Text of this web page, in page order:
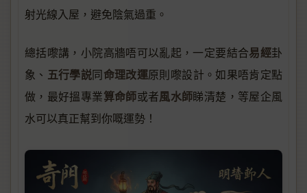
射光線入屋，避免陰氣過重。
總括嚟講，小院高牆唔可以亂起，一定要結合易經卦
象、 五行學説同命理改運原則嚟設計。如果唔肯定點
做，最好搵專業算命師或者風水師睇清楚，等屋企風
水可以真正幫到你嘅運勢！